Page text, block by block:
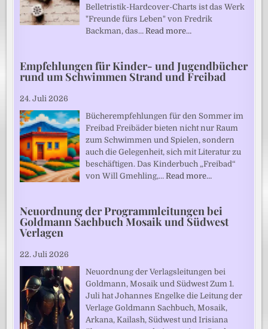
Belletristik-Hardcover-Charts ist das Werk
"Freunde fürs Leben" von Fredrik
Backman, das…Read more…
Empfehlungen für Kinder- und Jugendbücher
rund um Schwimmen Strand und Freibad
24. Juli 2026
Bücherempfehlungen für den Sommer im
Freibad Freibäder bieten nicht nur Raum
zum Schwimmen und Spielen, sondern
auch die Gelegenheit, sich mit Literatur zu
beschäftigen. Das Kinderbuch „Freibad“
von Will Gmehling,…Read more…
Neuordnung der Programmleitungen bei
Goldmann Sachbuch Mosaik und Südwest
Verlagen
22. Juli 2026
Neuordnung der Verlagsleitungen bei
Goldmann, Mosaik und Südwest Zum 1.
Juli hat Johannes Engelke die Leitung der
Verlage Goldmann Sachbuch, Mosaik,
Arkana, Kailash, Südwest und Irisiana